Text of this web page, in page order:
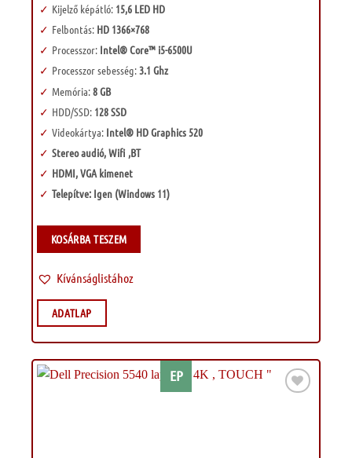
Kijelző képátló: 15,6 LED HD
Felbontás: HD 1366×768
Processzor:Intel® Core™ i5-6500U
Processzor sebesség:3.1 Ghz
Memória:8 GB
HDD/SSD:128 SSD
Videokártya:Intel® HD Graphics 520
Stereo audió, Wifi ,BT
HDMI, VGA kimenet
Telepítve: Igen (Windows 11)
KOSÁRBA TESZEM
Kívánságlistához
ADATLAP
EP